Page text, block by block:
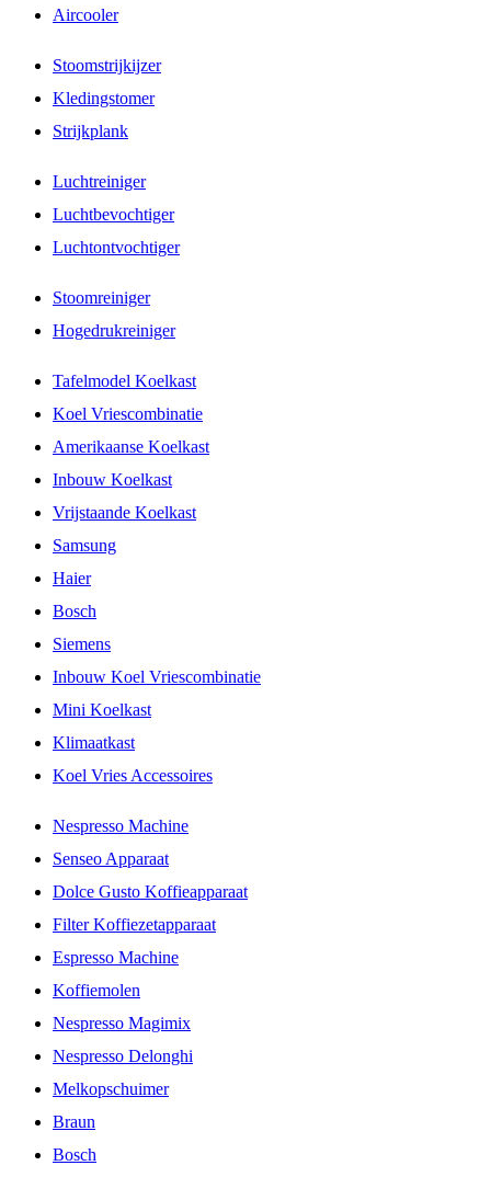
Aircooler
Stoomstrijkijzer
Kledingstomer
Strijkplank
Luchtreiniger
Luchtbevochtiger
Luchtontvochtiger
Stoomreiniger
Hogedrukreiniger
Tafelmodel Koelkast
Koel Vriescombinatie
Amerikaanse Koelkast
Inbouw Koelkast
Vrijstaande Koelkast
Samsung
Haier
Bosch
Siemens
Inbouw Koel Vriescombinatie
Mini Koelkast
Klimaatkast
Koel Vries Accessoires
Nespresso Machine
Senseo Apparaat
Dolce Gusto Koffieapparaat
Filter Koffiezetapparaat
Espresso Machine
Koffiemolen
Nespresso Magimix
Nespresso Delonghi
Melkopschuimer
Braun
Bosch